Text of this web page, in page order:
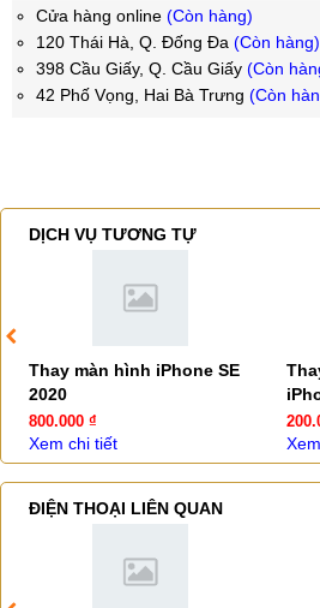
Cửa hàng online (Còn hàng)
120 Thái Hà, Q. Đống Đa (Còn hàng)
398 Cầu Giấy, Q. Cầu Giấy (Còn
42 Phố Vọng, Hai Bà Trưng (Còn
DỊCH VỤ TƯƠNG TỰ
Thay màn hình iPhone SE
2020
800.000 ₫
Xem chi tiết
ĐIỆN THOẠI LIÊN QUAN